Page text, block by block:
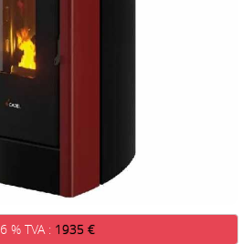
6 % TVA : 1935 €